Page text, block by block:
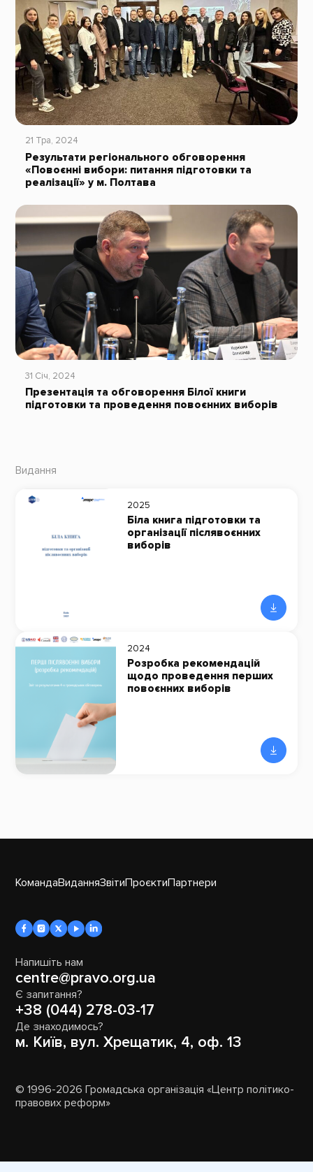
21 Тра, 2024
Результати регіонального обговорення
«Повоєнні вибори: питання підготовки та
реалізації» у м. Полтава
31 Січ, 2024
Презентація та обговорення Білої книги
підготовки та проведення повоєнних виборів
Видання
2025
Біла книга підготовки та
організації післявоєнних
виборів
2024
Розробка рекомендацій
щодо проведення перших
повоєнних виборів
КомандаВиданняЗвітиПроєктиПартнери
Напишіть нам
centre@pravo.org.ua
Є запитання?
+38 (044) 278-03-17
Де знаходимось?
м. Київ, вул. Хрещатик, 4, оф. 13
© 1996-2026 Громадська організація «Центр політико-
правових реформ»